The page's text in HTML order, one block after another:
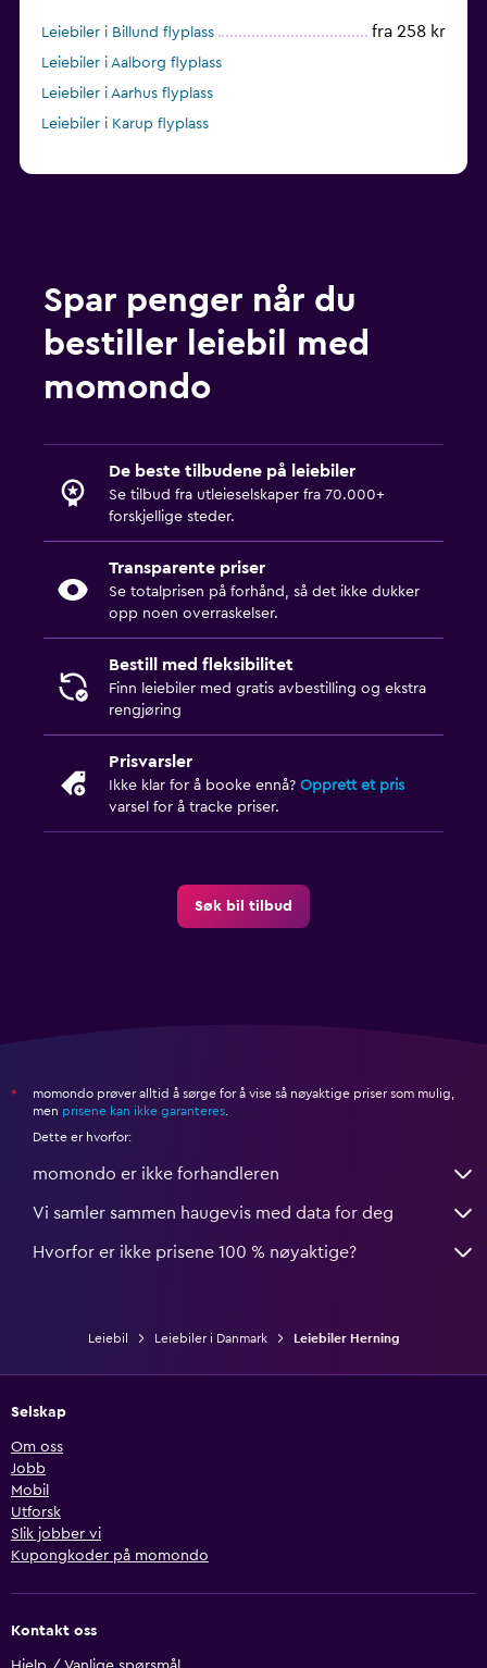
Leiebiler i Billund flyplass fra 258 kr
Leiebiler i Aalborg flyplass
Leiebiler i Aarhus flyplass
Leiebiler i Karup flyplass
Spar penger når du
bestiller leiebil med
momondo
De beste tilbudene på leiebiler
Se tilbud fra utleieselskaper fra 70.000+
forskjellige steder.
Transparente priser
Se totalprisen på forhånd, så det ikke dukker
opp noen overraskelser.
Bestill med fleksibilitet
Finn leiebiler med gratis avbestilling og ekstra
rengjøring
Prisvarsler
Ikke klar for å booke ennå? Opprett et pris
varsel for å tracke priser.
Søk bil tilbud
*
momondo prøver alltid å sørge for å vise så nøyaktige priser som mulig,
men prisene kan ikke garanteres.
Dette er hvorfor:
momondo er ikke forhandleren
Vi samler sammen haugevis med data for deg
Hvorfor er ikke prisene 100 % nøyaktige?
Leiebil Leiebiler i Danmark Leiebiler Herning
Selskap
Om oss
Jobb
Mobil
Utforsk
Slik jobber vi
Kupongkoder på momondo
Kontakt oss